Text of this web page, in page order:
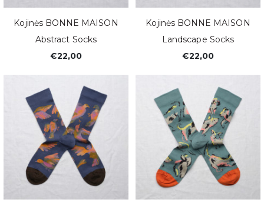
Kojinės BONNE MAISON
Abstract Socks
€22,00
Kojinės BONNE MAISON
Landscape Socks
€22,00